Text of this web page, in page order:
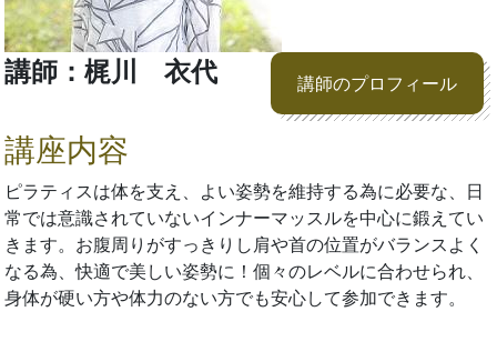
講師：梶川 衣代 講師のプロフィール
講座内容
ピラティスは体を支え、よい姿勢を維持する為に必要な、日
常では意識されていないインナーマッスルを中心に鍛えてい
きます。お腹周りがすっきりし肩や首の位置がバランスよく
なる為、快適で美しい姿勢に！個々のレベルに合わせられ、
身体が硬い方や体力のない方でも安心して参加できます。